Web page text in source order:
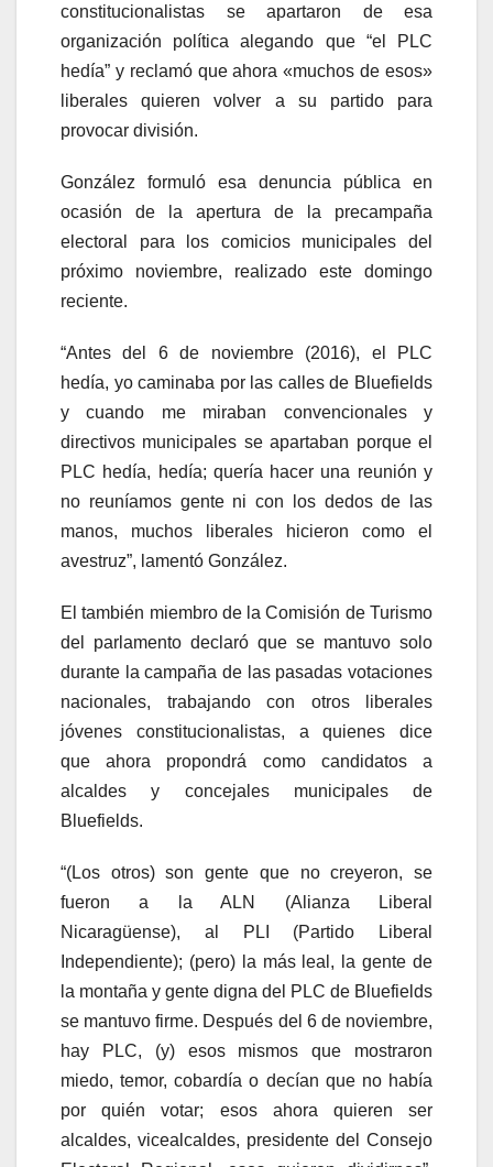
constitucionalistas se apartaron de esa
organización política alegando que “el PLC
hedía” y reclamó que ahora «muchos de esos»
liberales quieren volver a su partido para
provocar división.
González formuló esa denuncia pública en
ocasión de la apertura de la precampaña
electoral para los comicios municipales del
próximo noviembre, realizado este domingo
reciente.
“Antes del 6 de noviembre (2016), el PLC
hedía, yo caminaba por las calles de Bluefields
y cuando me miraban convencionales y
directivos municipales se apartaban porque el
PLC hedía, hedía; quería hacer una reunión y
no reuníamos gente ni con los dedos de las
manos, muchos liberales hicieron como el
avestruz”, lamentó González.
El también miembro de la Comisión de Turismo
del parlamento declaró que se mantuvo solo
durante la campaña de las pasadas votaciones
nacionales, trabajando con otros liberales
jóvenes constitucionalistas, a quienes dice
que ahora propondrá como candidatos a
alcaldes y concejales municipales de
Bluefields.
“(Los otros) son gente que no creyeron, se
fueron a la ALN (Alianza Liberal
Nicaragüense), al PLI (Partido Liberal
Independiente); (pero) la más leal, la gente de
la montaña y gente digna del PLC de Bluefields
se mantuvo firme. Después del 6 de noviembre,
hay PLC, (y) esos mismos que mostraron
miedo, temor, cobardía o decían que no había
por quién votar; esos ahora quieren ser
alcaldes, vicealcaldes, presidente del Consejo